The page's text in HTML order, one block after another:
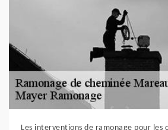
Les interventions de ramonage pour les